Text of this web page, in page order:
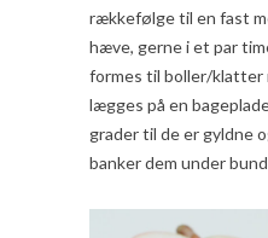
rækkefølge til en fast
hæve, gerne i et par
formes til boller/klatter
lægges på en
grader til de er gyldne
banker dem under